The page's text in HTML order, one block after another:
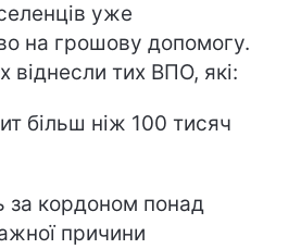
уже
на грошову допомогу.
віднесли тих ВПО, які:
більш ніж 100 тисяч
за кордоном понад
причини